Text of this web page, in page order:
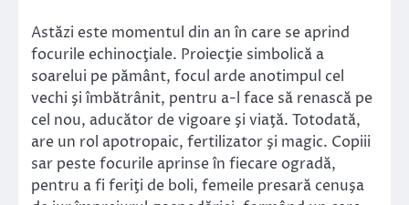
Astăzi este momentul din an în care se aprind
focurile echinocţiale. Proiecţie simbolică a
soarelui pe pământ, focul arde anotimpul cel
vechi şi îmbătrânit, pentru a-l face să renască pe
cel nou, aducător de vigoare şi viaţă. Totodată,
are un rol apotropaic, fertilizator şi magic. Copiii
sar peste focurile aprinse în fiecare ogradă,
pentru a fi feriţi de boli, femeile presară cenuşa